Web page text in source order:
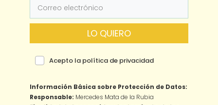
LO QUIERO
Acepto la política de privacidad
Información Básica sobre Protección de Datos:
Responsable: Mercedes Mata de la Rubia